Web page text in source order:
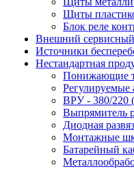
Щиты
Блок реле
Внешний
Источники
Нестандартная
Понижающие
Регулируемые
ВРУ - 380/220
Выпрямитель
Диодная
Монтажные
Батарейный